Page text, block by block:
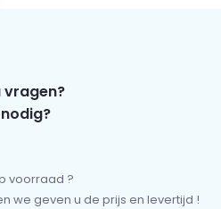
vragen?
voorraad ?
we geven u de prijs en levertijd !